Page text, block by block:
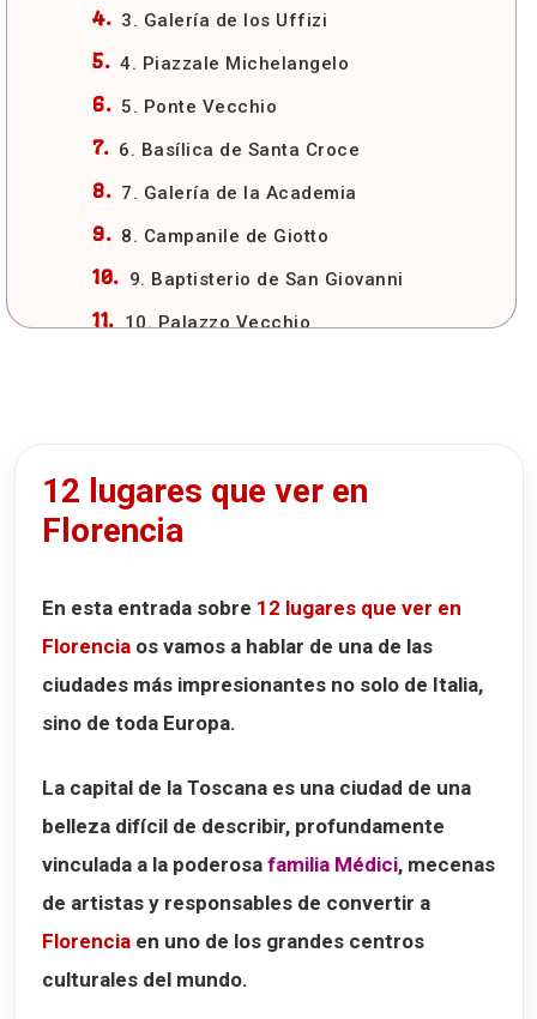
3. Galería de los Uffizi
4. Piazzale Michelangelo
5. Ponte Vecchio
6. Basílica de Santa Croce
7. Galería de la Academia
8. Campanile de Giotto
9. Baptisterio de San Giovanni
10. Palazzo Vecchio
Cómo llegar a Florencia
Llegar a Florencia en coche
Hotel degli Orafi
Hotel Alba Florence
Dónde comer en Florencia
Ristorante I'Tuscani
Trattoria ZaZa
Osteria Santo Spirito
12 lugares que ver en
Florencia
En esta entrada sobre 12 lugares que ver en
Florencia os vamos a hablar de una de las
ciudades más impresionantes no solo de Italia,
sino de toda Europa.
La capital de la Toscana es una ciudad de una
belleza difícil de describir, profundamente
vinculada a la poderosa familia Médici, mecenas
de artistas y responsables de convertir a
Florencia en uno de los grandes centros
culturales del mundo.